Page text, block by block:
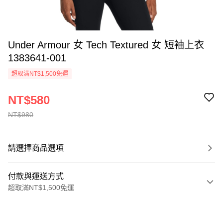
Under Armour 女 Tech Textured 女 短袖上衣
1383641-001
超取滿NT$1,500免運
NT$980
NT$580
請選擇商品選項
付款與運送方式
超取滿NT$1,500免運